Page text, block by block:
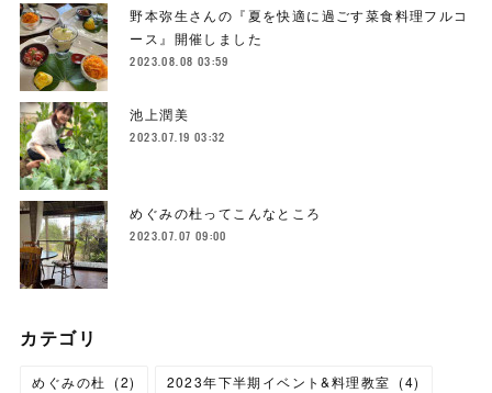
野本弥生さんの『夏を快適に過ごす菜食料理フルコ
ース』開催しました
2023.08.08 03:59
池上潤美
2023.07.19 03:32
めぐみの杜ってこんなところ
2023.07.07 09:00
カテゴリ
めぐみの杜 (2) 2023年下半期イベント&料理教室 (4)